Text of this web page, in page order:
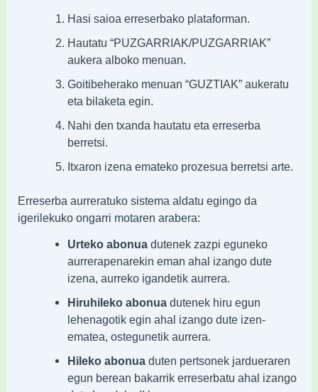
Hasi saioa erreserbako plataforman.
Hautatu “PUZGARRIAK/PUZGARRIAK”
aukera alboko menuan.
Goitibeherako menuan “GUZTIAK” aukeratu
eta bilaketa egin.
Nahi den txanda hautatu eta erreserba
berretsi.
Itxaron izena emateko prozesua berretsi arte.
Erreserba aurreratuko sistema aldatu egingo da
igerilekuko ongarri motaren arabera:
Urteko abonuadutenek zazpi eguneko
aurrerapenarekin eman ahal izango dute
izena, aurreko igandetik aurrera.
Hiruhileko abonuadutenek hiru egun
lehenagotik egin ahal izango dute izen-
ematea, ostegunetik aurrera.
Hileko abonuaduten pertsonek jardueraren
egun berean bakarrik erreserbatu ahal izango